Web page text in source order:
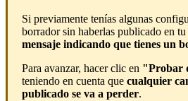
Si previamente tenías algunas
borrador sin haberlas publicado en
mensaje indicando que tienes un
Para avanzar, hacer clic en "Probar
teniendo en cuenta que cualquier
publicado se va a perder.